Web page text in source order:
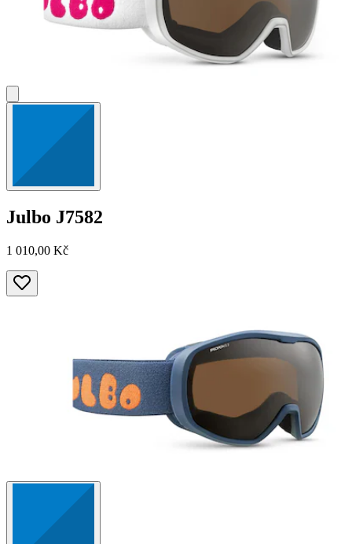
Julbo J7582
1 010,00 Kč